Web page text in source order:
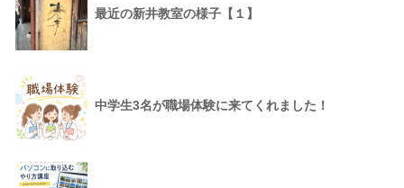
最近の新井教室の様子【１】
中学生3名が職場体験に来てくれました！